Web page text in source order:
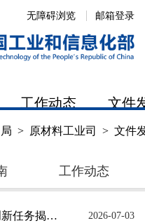
邮箱登录
无障碍浏览
工作动态 文件
> 原材料工业司 > 文件
工作动态
关于公布精细化工关键产品创新任务揭榜挂帅入围揭榜单位名单的通知 2026-07-03